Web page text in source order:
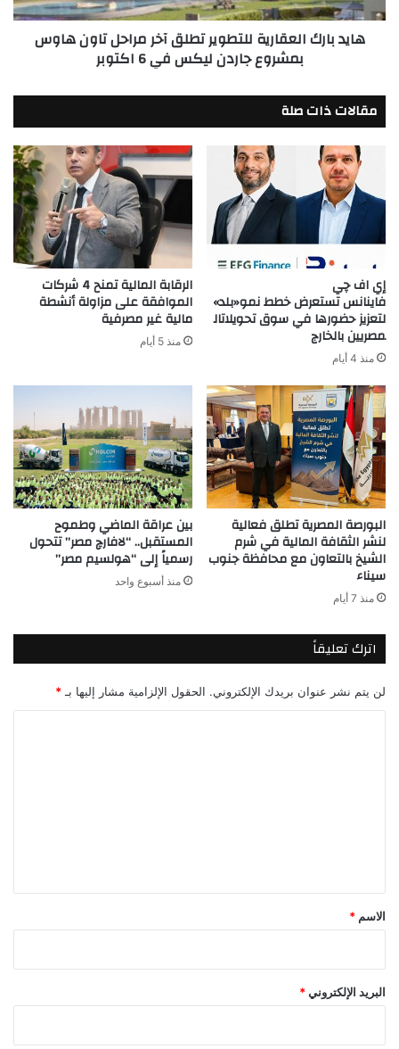
هاوس
بمشروع
في
اكتوبر
هايد بارك العقارية للتطوير تطلق آخر مراحل تاون هاوس
بمشروع جاردن ليكس في 6 اكتوبر
مقالات ذات صلة
إي اف چي
فاينانس تستعرض خطط نمو«بلد»
لتعزيز حضورها في سوق تحويلاتال
مصريين بالخارج
منذ 4 أيام
الرقابة المالية تمنح 4 شركات
الموافقة على مزاولة أنشطة
مالية غير مصرفية
منذ 5 أيام
البورصة المصرية تطلق فعالية
لنشر الثقافة المالية في شرم
الشيخ بالتعاون مع محافظة جنوب
سيناء
منذ 7 أيام
بين عراقة الماضي وطموح
المستقبل.. “لافارچ مصر” تتحول
رسمياً إلى “هولسيم مصر”
منذ أسبوع واحد
اترك تعليقاً
لن يتم نشر عنوان بريدك الإلكتروني. الحقول الإلزامية مشار إليها بـ *
*
الاسم *
البريد الإلكتروني *